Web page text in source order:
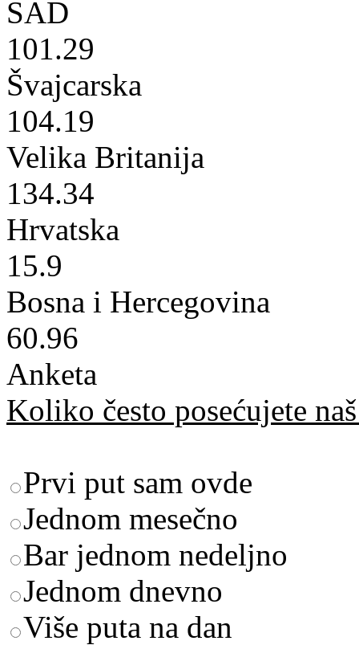
SAD
101.29
Švajcarska
104.19
Velika Britanija
134.34
Hrvatska
15.9
Bosna i Hercegovina
60.96
Anketa
Koliko često posećujete
Prvi put sam ovde
Jednom mesečno
Bar jednom nedeljno
Jednom dnevno
Više puta na dan